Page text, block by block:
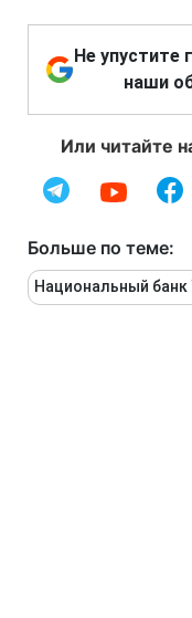
Не упустите
наши
Или читайте
Больше по теме:
Национальный банк